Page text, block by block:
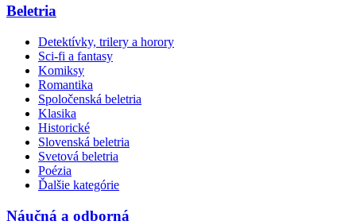
Beletria
Detektívky, trilery a horory
Sci-fi a fantasy
Komiksy
Romantika
Spoločenská beletria
Klasika
Historické
Slovenská beletria
Svetová beletria
Poézia
Ďalšie kategórie
Náučná a odborná